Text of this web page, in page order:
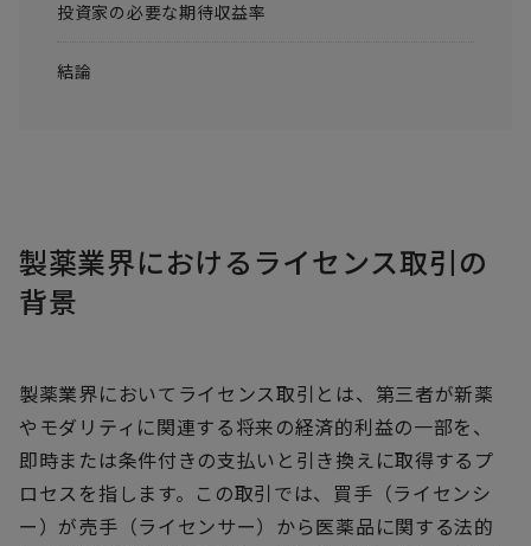
投資家の必要な期待収益率
結論
製薬業界におけるライセンス取引の
背景
製薬業界においてライセンス取引とは、第三者が新薬
やモダリティに関連する将来の経済的利益の一部を、
即時または条件付きの支払いと引き換えに取得するプ
ロセスを指します。この取引では、買手（ライセンシ
ー）が売手（ライセンサー）から医薬品に関する法的